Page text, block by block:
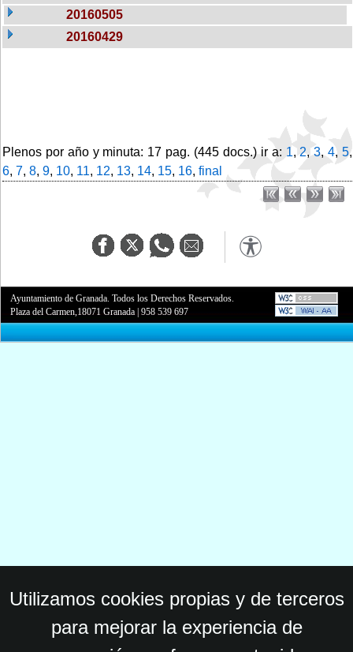
20160505
20160429
Plenos por año y minuta: 17 pag. (445 docs.) ir a: 1,2,3,4,5,
6, 7, 8, 9, 10, 11, 12, 13, 14, 15, 16, final
Ayuntamiento de Granada. Todos los Derechos Reservados.
Plaza del Carmen,18071 Granada |958 539 697
Utilizamos cookies propias y de terceros
para mejorar la experiencia de